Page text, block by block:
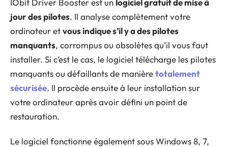
IObit Driver Booster est un logiciel gratuit de mise à
jour des pilotes. Il analyse complètement votre
ordinateur etvous indique s’il y a des pilotes
manquants, corrompus ou obsolètes qu’il vous faut
installer. Si c’est le cas, le logiciel télécharge les pilotes
manquants ou défaillants de manièretotalement
sécurisée. Il procède ensuite à leur installation sur
votre ordinateur après avoir défini un point de
restauration.
Le logiciel fonctionne également sous Windows 8, 7,